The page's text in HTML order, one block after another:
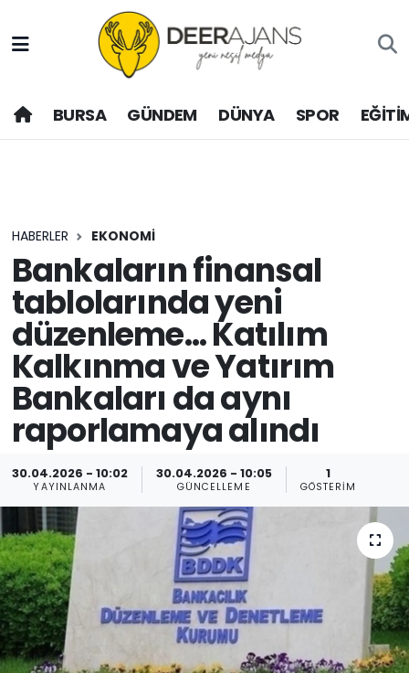
BURSA GÜNDEM DÜNYA SPOR
HABERLER EKONOMİ
Bankaların finansal
tablolarında yeni
düzenleme... Katılım
Kalkınma ve Yatırım
Bankaları da aynı
raporlamaya alındı
30.04.2026 - 10:02
YAYINLANMA
30.04.2026 - 10:05
GÜNCELLEME
1
GÖSTERIM
Hava Durumu
Trafik Durumu
Son Dakika Haberleri
Haber Arşivi